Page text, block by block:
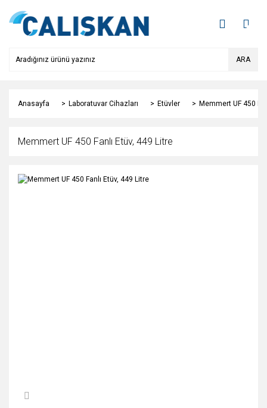
ARA
Anasayfa Laboratuvar Cihazları Etüvler Memmert UF 450
Memmert UF 450 Fanlı Etüv, 449 Litre